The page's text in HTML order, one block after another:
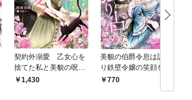
契約外溺愛 乙女心を
捨てた私と美貌の呪わ
れ伯爵の偽装結婚のは
1,430
美貌の伯爵令息は訳あ
り鉄壁令嬢の笑顔を独
り占めしたい
770